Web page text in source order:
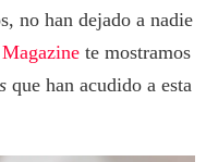
no han dejado a nadie
te mostramos
que han acudido a esta